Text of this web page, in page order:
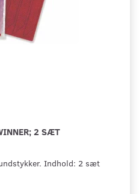
2 SÆT
Indhold: 2 sæt